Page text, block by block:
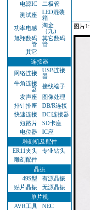
电源IC
二极管
测试座
LED混装
箱
功率电感
淘金
（九）
旭翔数码
管
其它数码
管
其它
连接器
网络连接
USB连接
器
牛角连接
器
接线端子
发声座
图像处理
排针排座
DB/R连接
快速连接
DCl连接器
短路片
SD卡座
电位器
IC座
雕刻机及配件
ER11夹头
专业钻头
雕刻配件
晶振
49S型
有源晶振
贴片晶振
无源晶振
单片机
AVR工具
NEC
图片1: